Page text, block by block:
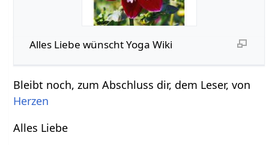
Alles Liebe wünscht Yoga Wiki
Bleibt noch, zum Abschluss dir, dem Leser, von
Herzen
Alles Liebe